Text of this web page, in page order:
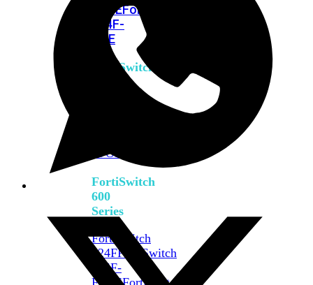
FPOEFortiSwitchRugged
424F-
POE
FortiSwitch
FPOE
FortiSwitch
600
Series
FortiSwitch
624FFortiSwitch
624F-
FPOEFortiSwitch